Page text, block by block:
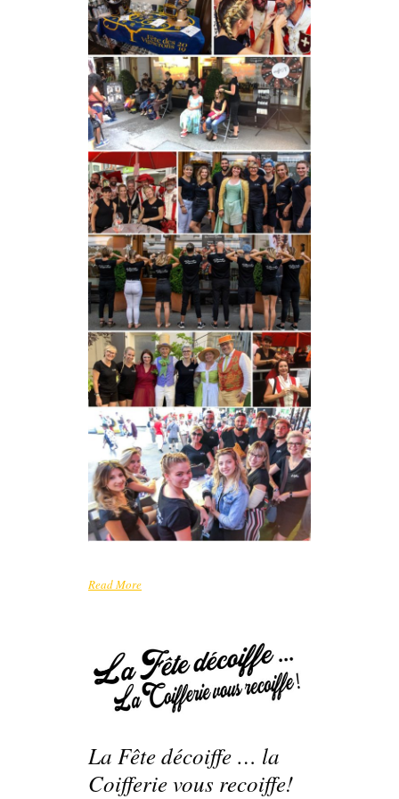
Read More
La Fête décoiffe … la
Coifferie vous recoiffe!